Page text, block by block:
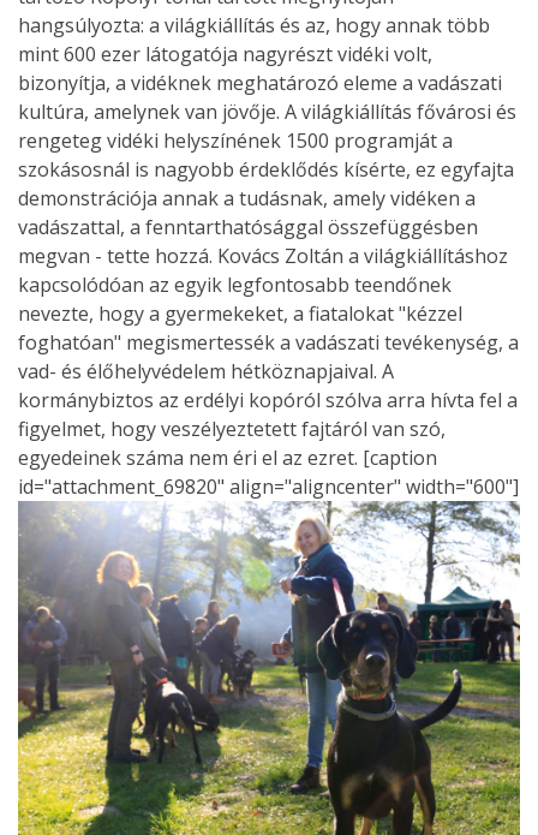
hangsúlyozta: a világkiállítás és az, hogy annak több
mint 600 ezer látogatója nagyrészt vidéki volt,
bizonyítja, a vidéknek meghatározó eleme a vadászati
kultúra, amelynek van jövője. A világkiállítás fővárosi és
rengeteg vidéki helyszínének 1500 programját a
szokásosnál is nagyobb érdeklődés kísérte, ez egyfajta
demonstrációja annak a tudásnak, amely vidéken a
vadászattal, a fenntarthatósággal összefüggésben
megvan - tette hozzá. Kovács Zoltán a világkiállításhoz
kapcsolódóan az egyik legfontosabb teendőnek
nevezte, hogy a gyermekeket, a fiatalokat "kézzel
foghatóan" megismertessék a vadászati tevékenység, a
vad- és élőhelyvédelem hétköznapjaival. A
kormánybiztos az erdélyi kopóról szólva arra hívta fel a
figyelmet, hogy veszélyeztetett fajtáról van szó,
egyedeinek száma nem éri el az ezret. [caption
id="attachment_69820" align="aligncenter" width="600"]